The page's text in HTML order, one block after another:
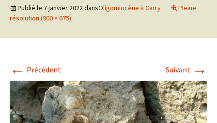
Publié le 7 janvier 2022dansOligomiocène à Carry
Pleine
résolution (900 × 675)
← Précédent Suivant →